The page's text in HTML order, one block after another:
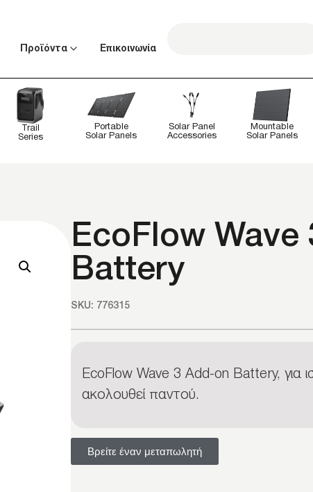
Προϊόντα Επικοινωνία
Trail
Series
Portable
Solar Panels
Solar Panel
Accessories
Mountable
Solar Panels
EcoFlow Wave
Battery
SKU: 776315
EcoFlow Wave 3 Add-on Battery, για
ακολουθεί παντού.
Βρείτε έναν μεταπωλητή